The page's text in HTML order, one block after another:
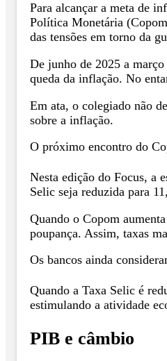
Para alcançar a meta de
Política Monetária
das tensões em torno da
De junho de 2025 a
queda da inflação. No
Em ata, o colegiado não
sobre a inflação.
O próximo encontro do
Nesta edição do Focus, a
Selic seja reduzida para
Quando o Copom
poupança. Assim, taxas
Os bancos ainda
Quando a Taxa Selic é
estimulando a atividade
PIB e câmbio